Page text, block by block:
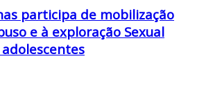
participa de mobilização
e à exploração Sexual